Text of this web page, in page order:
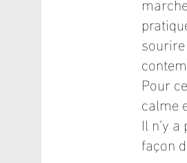
Pour
calme
Il n’y
façon